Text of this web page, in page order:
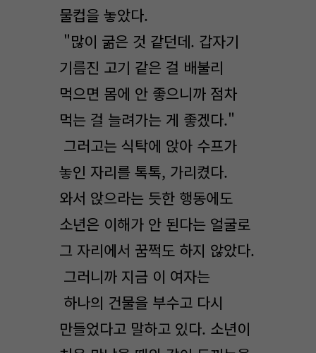
물컵을 놓았다.
"많이 굶은 것 같던데. 갑자기
기름진 고기 같은 걸 배불리
먹으면 몸에 안 좋으니까 점차
먹는 걸 늘려가는 게 좋겠다."
그러고는 식탁에 앉아 수프가
놓인 자리를 톡톡, 가리켰다.
와서 앉으라는 듯한 행동에도
소년은 이해가 안 된다는 얼굴로
그 자리에서 꿈쩍도 하지 않았다.
그러니까 지금 이 여자는
하나의 건물을 부수고 다시
만들었다고 말하고 있다. 소년이